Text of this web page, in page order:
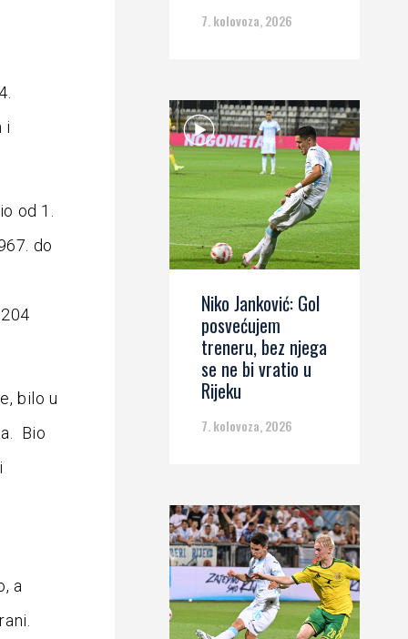
i
od 1.
do
bilo u
Bio
a
7. kolovoza, 2026
Niko Janković: Gol
posvećujem
treneru, bez njega
se ne bi vratio u
Rijeku
7. kolovoza, 2026